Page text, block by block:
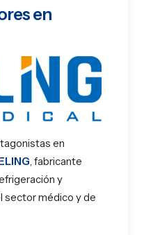
en
en
, fabricante
y
sector médico y de